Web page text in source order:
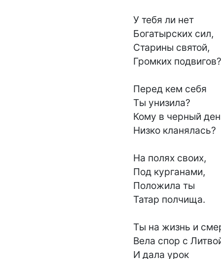
У тебя ли нет
Богатырских сил,
Старины святой,
Громких подвигов?
Перед кем себя
Ты унизила?
Кому в черный
Низко кланялась?
На полях своих,
Под курганами,
Положила ты
Татар полчища.
Ты на жизнь и
Вела спор с
И дала урок